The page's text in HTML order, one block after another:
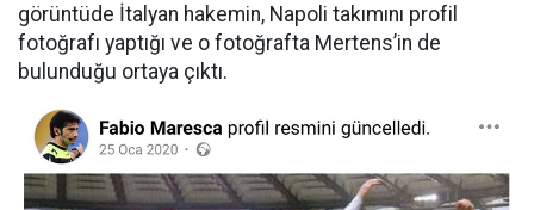
görüntüde İtalyan hakemin, Napoli takımını profil
fotoğrafı yaptığı ve o fotoğrafta Mertens’in de
bulunduğu ortaya çıktı.